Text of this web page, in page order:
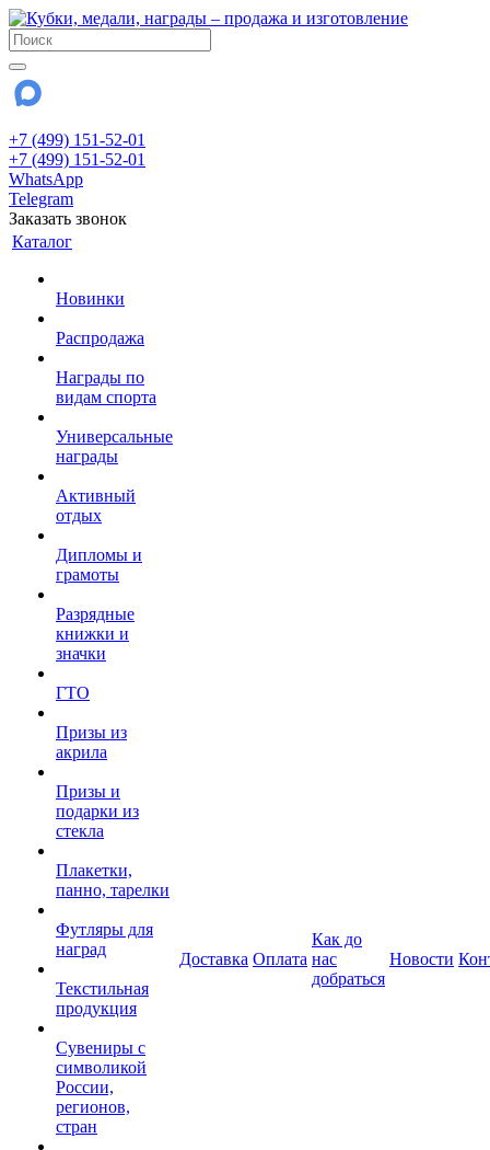
+7 (499) 151-52-01
+7 (499) 151-52-01
WhatsApp
Telegram
Заказать звонок
Каталог
Новинки
Распродажа
Награды по
видам спорта
Универсальные
награды
Активный
отдых
Дипломы и
грамоты
Разрядные
книжки и
значки
ГТО
Призы из
акрила
Призы и
подарки из
стекла
Плакетки,
панно, тарелки
Футляры для
наград
Текстильная
продукция
Сувениры с
символикой
России,
регионов,
стран
Доставка Оплата
Как до
нас
добраться
Новости